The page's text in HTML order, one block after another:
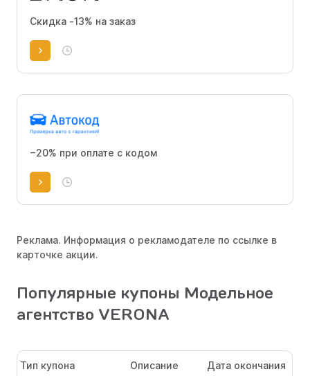
Скидка -13% на заказ
−20% при оплате с кодом
Реклама. Информация о рекламодателе по ссылке в
карточке акции.
Популярные купоны Модельное
агентство VERONA
Тип купона Описание Дата окончания